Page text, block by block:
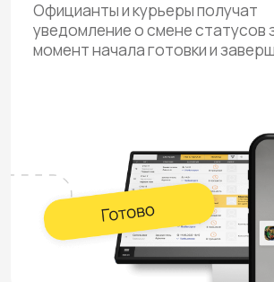
Умный офлайн
режим
Заказы из кассы
сразу же поступают
в кухонное
приложение.
Заказы не
перестанут
отображаться в
приложении при
отключении
интернета.